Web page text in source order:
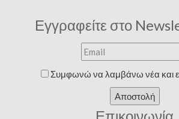
Εγγραφείτε στο
Συμφωνώ να λαμβάνω νέα και
Αποστολή